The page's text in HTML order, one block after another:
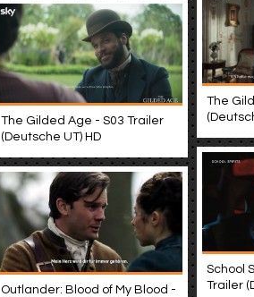
The
The Gilded Age - S03 Trailer
(Deutsche UT) HD
School
Trailer
Outlander: Blood of My Blood -